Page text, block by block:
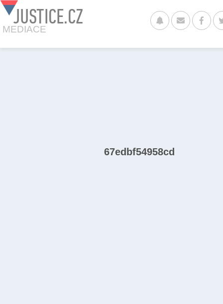
JUSTICE.CZ
MEDIACE
67edbf54958cd